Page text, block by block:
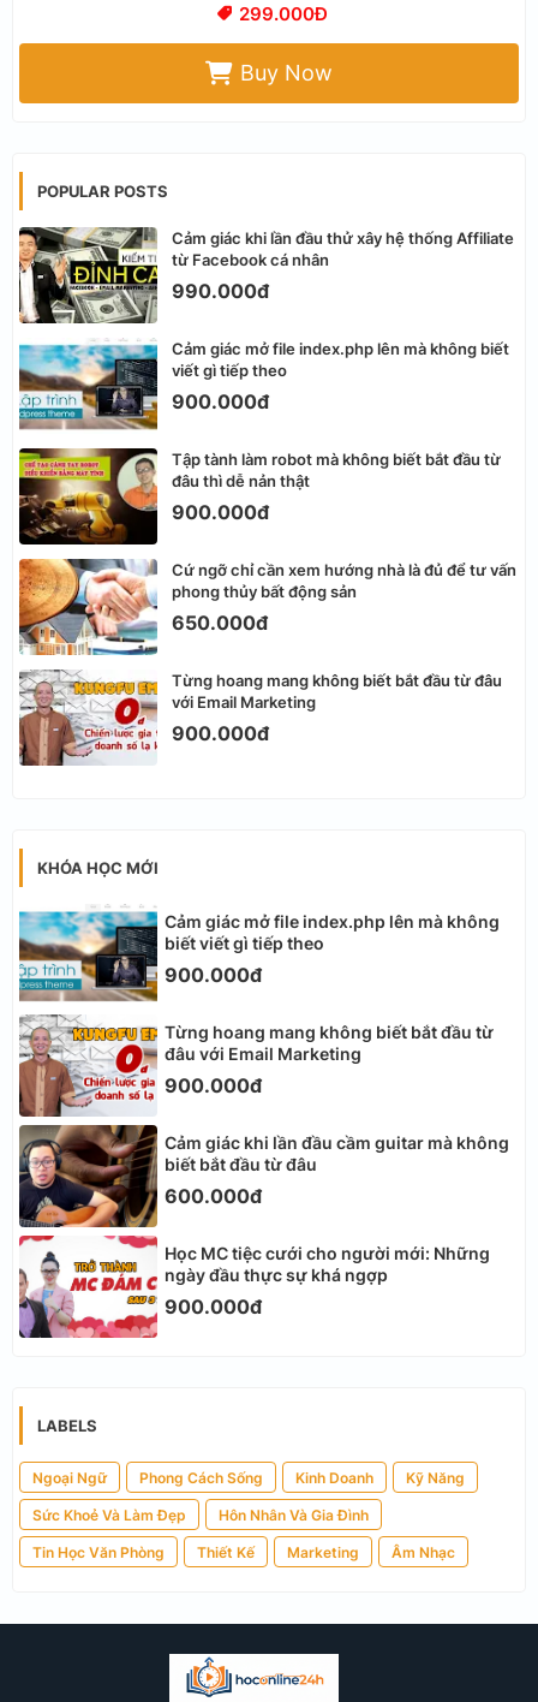
299.000Đ
Buy Now
POPULAR POSTS
Cảm giác khi lần đầu thử xây hệ thống Affiliate
từ Facebook cá nhân
990.000đ
Cảm giác mở file index.php lên mà không biết
viết gì tiếp theo
900.000đ
Tập tành làm robot mà không biết bắt đầu từ
đâu thì dễ nản thật
900.000đ
Cứ ngỡ chỉ cần xem hướng nhà là đủ để tư vấn
phong thủy bất động sản
650.000đ
Từng hoang mang không biết bắt đầu từ đâu
với Email Marketing
900.000đ
KHÓA HỌC MỚI
Cảm giác mở file index.php lên mà không
biết viết gì tiếp theo
900.000đ
Từng hoang mang không biết bắt đầu từ
đâu với Email Marketing
900.000đ
Cảm giác khi lần đầu cầm guitar mà không
biết bắt đầu từ đâu
600.000đ
Học MC tiệc cưới cho người mới: Những
ngày đầu thực sự khá ngợp
900.000đ
LABELS
Ngoại Ngữ Phong Cách Sống Kinh Doanh Kỹ Năng
Sức Khoẻ Và Làm Đẹp Hôn Nhân Và Gia Đình
Tin Học Văn Phòng Thiết Kế Marketing Âm Nhạc